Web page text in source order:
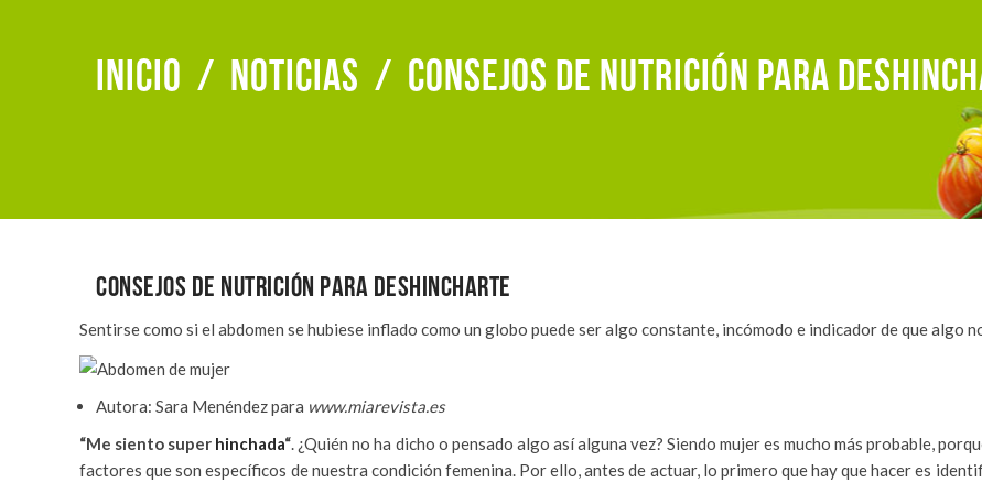
Inicio / Noticias / Consejos de nutrición para
CONSEJOS DE NUTRICIÓN PARA DESHINCHARTE
Sentirse como si el abdomen se hubiese inflado como un globo puede ser algo constante, incómodo e indicador de que algo
Autora: Sara Menéndez para www.miarevista.es
“Me siento super hinchada“. ¿Quién no ha dicho o pensado algo así alguna vez? Siendo mujer es mucho más probable,
factores que son específicos de nuestra condición femenina. Por ello, antes de actuar, lo primero que hay que hacer es